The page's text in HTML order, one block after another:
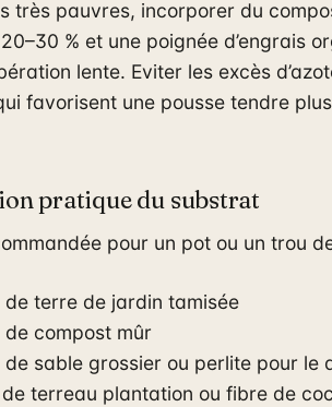
très pauvres, incorporer du
% et une poignée d’engrais
lente. Eviter les excès
favorisent une pousse tendre
pratique du substrat
pour un pot ou un trou
de terre de jardin tamisée
de compost mûr
de sable grossier ou perlite pour le
de terreau plantation ou fibre de